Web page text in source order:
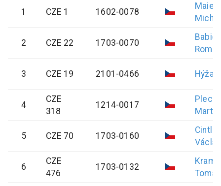
1 CZE 1 1602-0078
Maier
2 CZE 22 1703-0070
Roman
3 CZE 19 2101-0466 Hýža
4
CZE
318
1214-0017
Martin
5 CZE 70 1703-0160
Cintl
Václav
6
CZE
476
1703-0132
Tomáš